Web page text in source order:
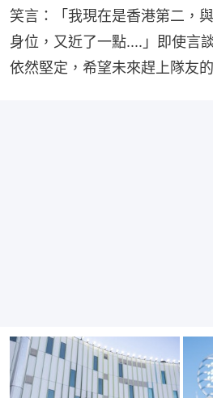
笑言：「我現在是香港第二，
身位，又近了一點....」即使言
依然堅定，希望未來趕上隊友